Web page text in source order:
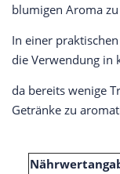
blumigen Aroma
In einer
die Verwendung in
da bereits wenige
Getränke zu